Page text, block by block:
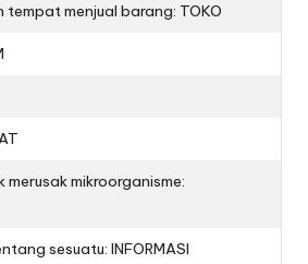
tempat menjual barang: TOKO
mikroorganisme:
sesuatu: INFORMASI